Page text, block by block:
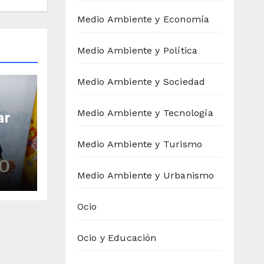
Medio Ambiente y Economía
Medio Ambiente y Política
Medio Ambiente y Sociedad
Medio Ambiente y Tecnología
Medio Ambiente y Turismo
Medio Ambiente y Urbanismo
Ocio
Ocio y Educación